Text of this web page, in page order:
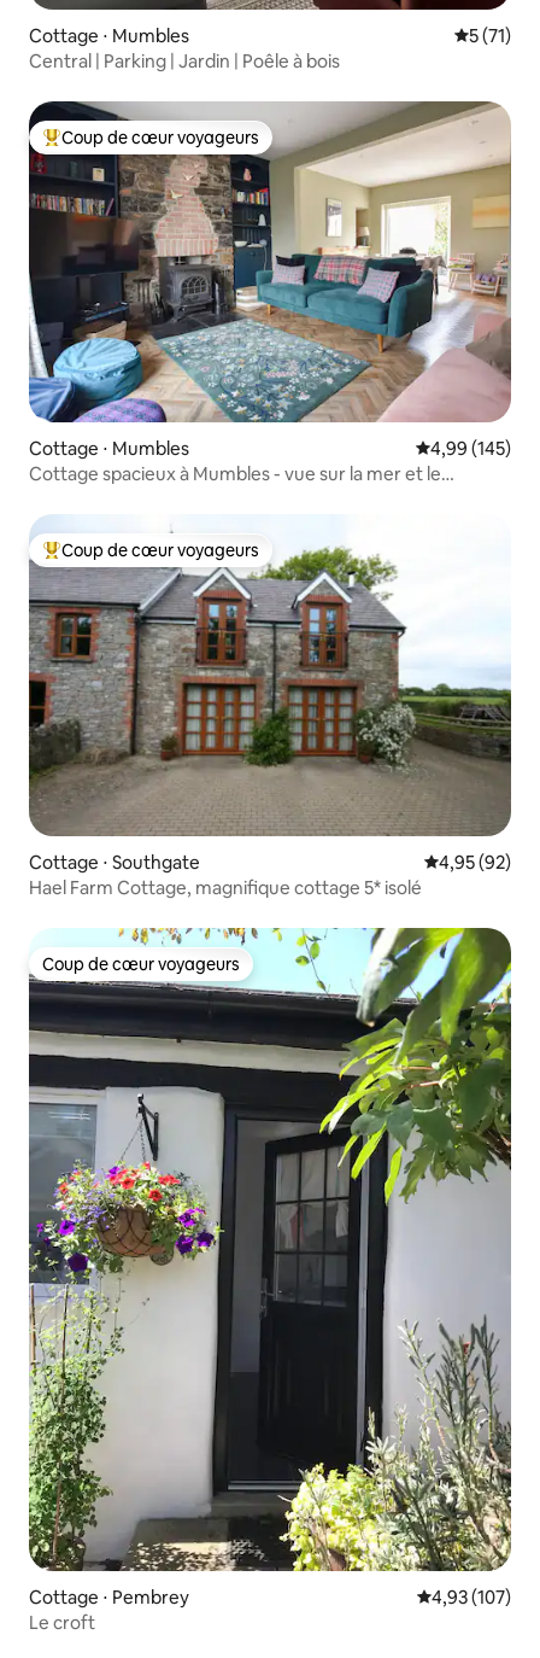
Cottage ⋅ Mumbles
5 (71)
Central | Parking | Jardin | Poêle à bois
Coups de cœur voyageurs les plus appréciés
Coup de cœur voyageurs
Cottage ⋅ Mumbles Évaluation
4,99 (145)
Cottage spacieux à Mumbles - vue sur la mer et le
Coups de cœur voyageurs les plus appréciés
Coup de cœur voyageurs
Cottage ⋅ Southgate Évaluation
4,95 (92)
Hael Farm Cottage, magnifique cottage 5* isolé
Coup de cœur voyageurs
Coup de cœur voyageurs
Cottage ⋅ Pembrey Évaluation
4,93 (107)
Le croft